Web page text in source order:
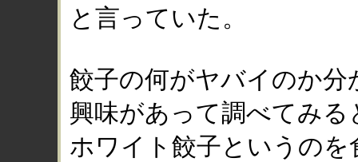
と言っていた。
餃子の何がヤバイのか分
興味があって調べてみる
ホワイト餃子というの